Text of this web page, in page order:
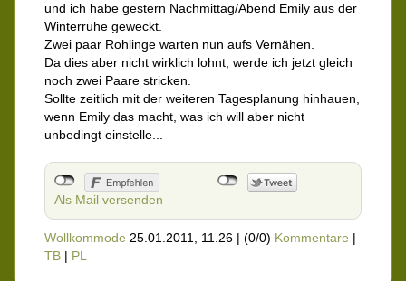
und ich habe gestern Nachmittag/Abend Emily aus der
Winterruhe geweckt.
Zwei paar Rohlinge warten nun aufs Vernähen.
Da dies aber nicht wirklich lohnt, werde ich jetzt gleich
noch zwei Paare stricken.
Sollte zeitlich mit der weiteren Tagesplanung hinhauen,
wenn Emily das macht, was ich will aber nicht
unbedingt einstelle...
Als Mail versenden
Wollkommode 25.01.2011, 11.26 | (0/0) Kommentare |
TB | PL